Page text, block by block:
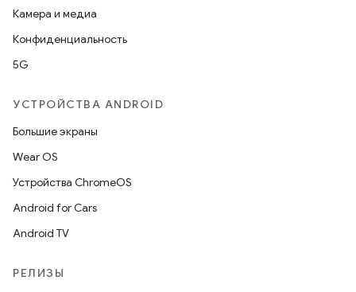
Камера и медиа
Конфиденциальность
5G
УСТРОЙСТВА ANDROID
Большие экраны
Wear OS
Устройства ChromeOS
Android for Cars
Android TV
РЕЛИЗЫ